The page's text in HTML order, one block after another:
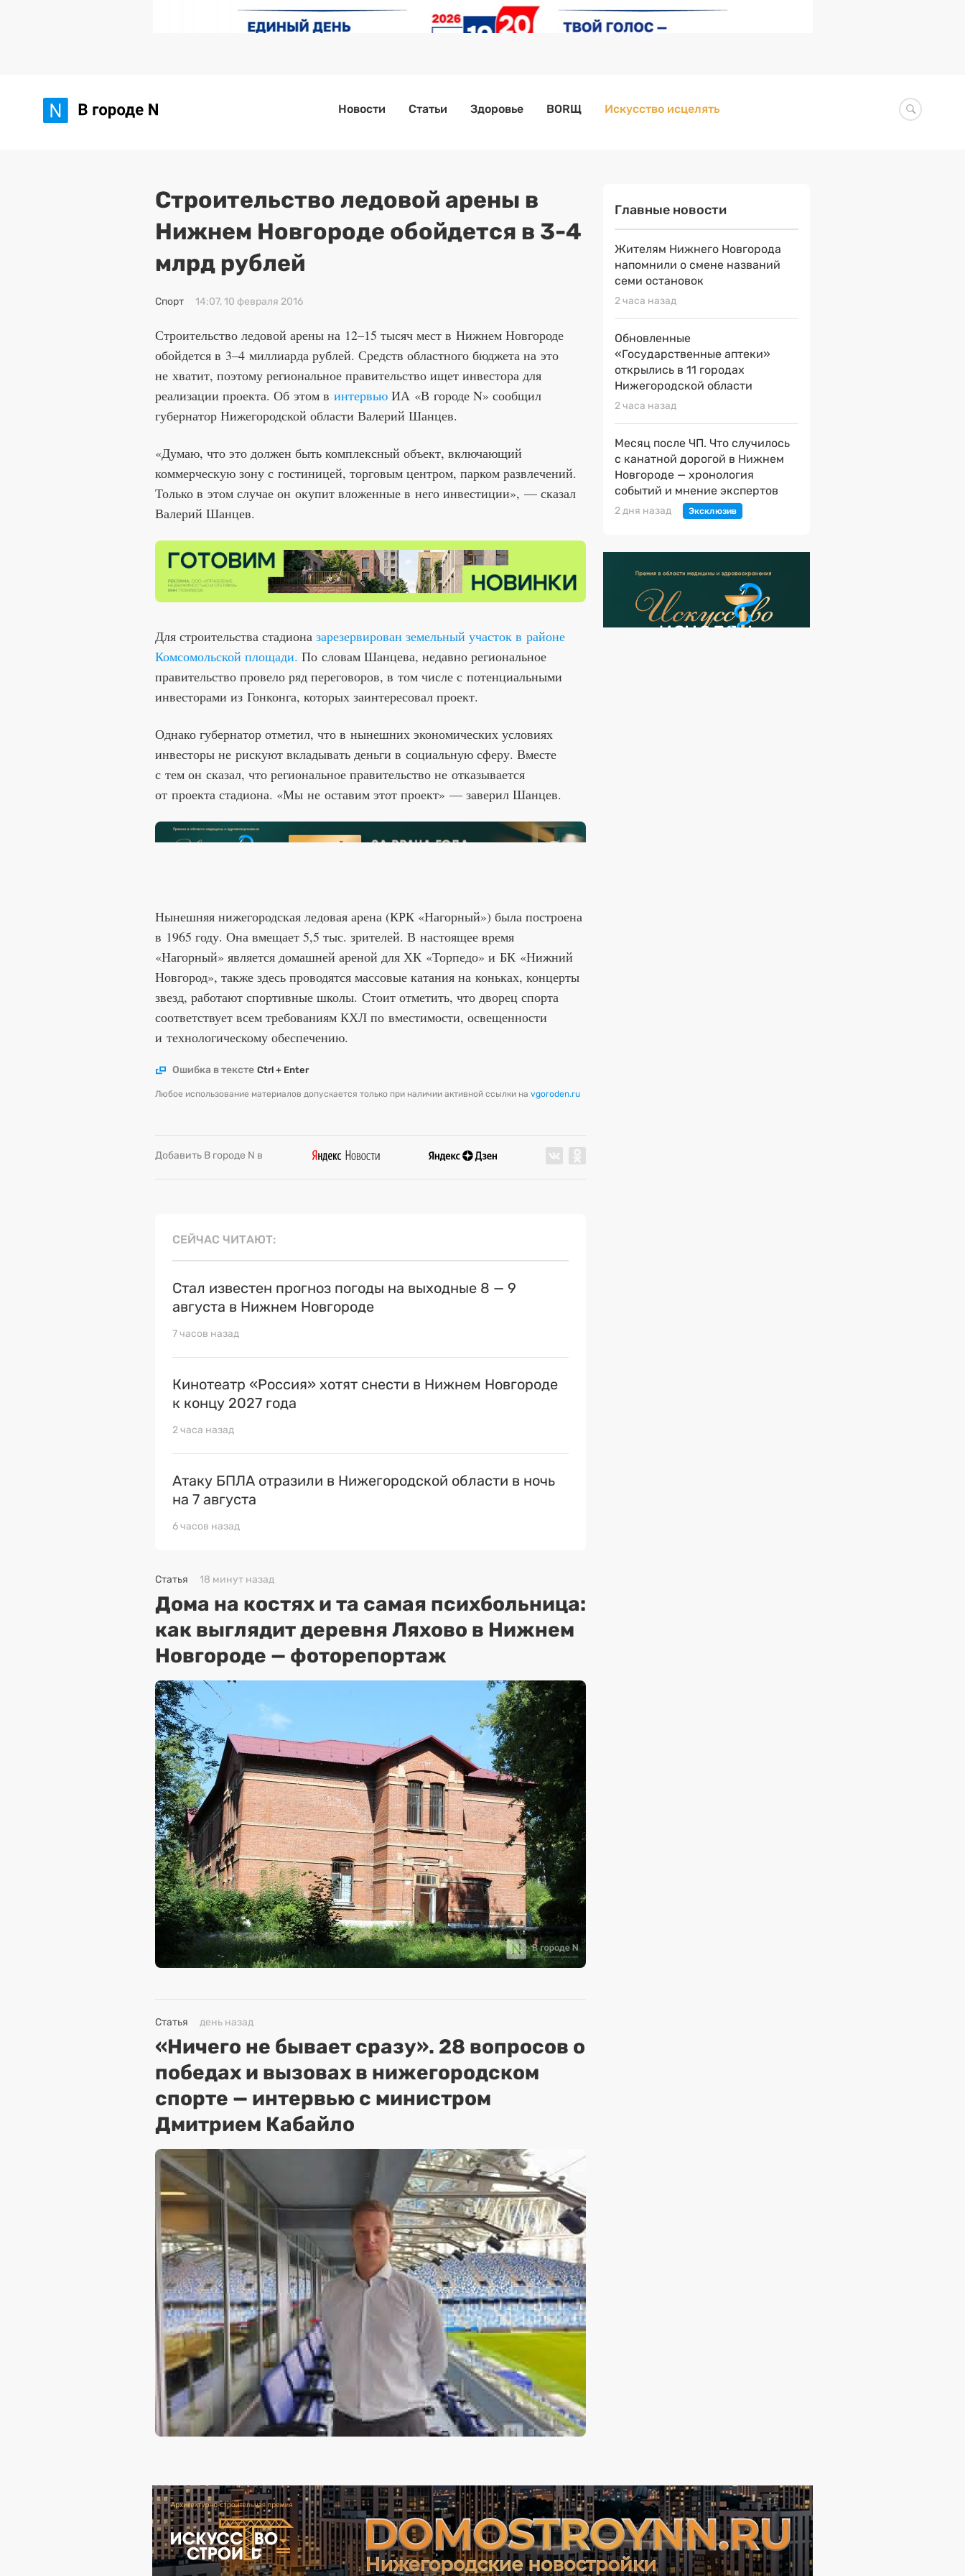
Новости Статьи Здоровье BORЩ Искусство исцелять
Строительство ледовой арены в
Нижнем Новгороде обойдется в 3-4
млрд рублей
Спорт 14:07, 10 февраля 2016
Строительство ледовой арены на 12–15 тысяч мест в Нижнем Новгороде
обойдется в 3–4 миллиарда рублей. Средств областного бюджета на это
не хватит, поэтому региональное правительство ищет инвестора для
реализации проекта. Об этом в интервью ИА «В городе N» сообщил
губернатор Нижегородской области Валерий Шанцев.
«Думаю, что это должен быть комплексный объект, включающий
коммерческую зону с гостиницей, торговым центром, парком развлечений.
Только в этом случае он окупит вложенные в него инвестиции», — сказал
Валерий Шанцев.
Для строительства стадиона зарезервирован земельный участок в районе
Комсомольской площади. По словам Шанцева, недавно региональное
правительство провело ряд переговоров, в том числе с потенциальными
инвесторами из Гонконга, которых заинтересовал проект.
Однако губернатор отметил, что в нынешних экономических условиях
инвесторы не рискуют вкладывать деньги в социальную сферу. Вместе
с тем он сказал, что региональное правительство не отказывается
от проекта стадиона. «Мы не оставим этот проект» — заверил Шанцев.
Нынешняя нижегородская ледовая арена (КРК «Нагорный») была построена
в 1965 году. Она вмещает 5,5 тыс. зрителей. В настоящее время
«Нагорный» является домашней ареной для ХК «Торпедо» и БК «Нижний
Новгород», также здесь проводятся массовые катания на коньках, концерты
звезд, работают спортивные школы. Стоит отметить, что дворец спорта
соответствует всем требованиям КХЛ по вместимости, освещенности
и технологическому обеспечению.
Ошибка в тексте Ctrl + Enter
Любое использование материалов допускается только при наличии активной ссылки на vgoroden.ru
Добавить В городе N в
СЕЙЧАС ЧИТАЮТ
Стал известен прогноз погоды на выходные 8 — 9
августа в Нижнем Новгороде
7 часов назад
Кинотеатр «Россия» хотят снести в Нижнем Новгороде
к концу 2027 года
2 часа назад
Атаку БПЛА отразили в Нижегородской области в ночь
на 7 августа
6 часов назад
Статья 18 минут назад
Дома на костях и та самая психбольница:
как выглядит деревня Ляхово в Нижнем
Новгороде — фоторепортаж
Статья день назад
«Ничего не бывает сразу». 28 вопросов о
победах и вызовах в нижегородском
спорте — интервью с министром
Дмитрием Кабайло
Главные новости
Жителям Нижнего Новгорода
напомнили о смене названий
семи остановок
2 часа назад
Обновленные
«Государственные аптеки»
открылись в 11 городах
Нижегородской области
2 часа назад
Месяц после ЧП. Что случилось
с канатной дорогой в Нижнем
Новгороде — хронология
событий и мнение экспертов
2 дня назад